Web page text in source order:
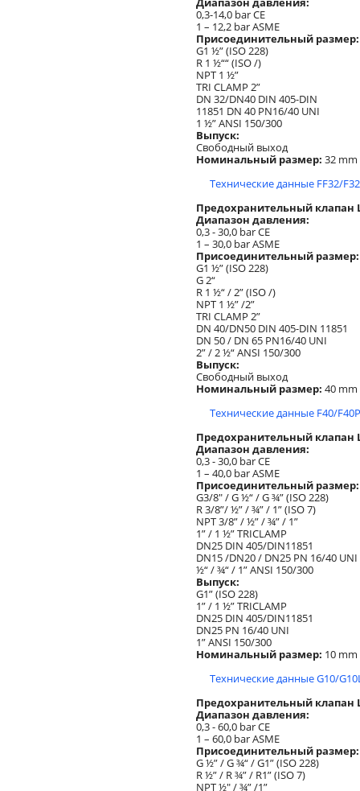
0,3-14,0 bar CE
1 – 12,2 bar ASME
Присоединительный размер:
G1 ½” (ISO 228)
R 1 ½““ (ISO /)
NPT 1 ½”
TRI CLAMP 2”
DN 32/DN40 DIN 405-DIN
11851 DN 40 PN16/40 UNI
1 ½” ANSI 150/300
Выпуск:
Свободный выход
Номинальный размер: 32 mm
Технические данные FF32/
Предохранительный клапан
Диапазон давления:
0,3 - 30,0 bar CE
1 – 30,0 bar ASME
Присоединительный размер:
G1 ½” (ISO 228)
G 2“
R 1 ½“ / 2” (ISO /)
NPT 1 ½” /2”
TRI CLAMP 2”
DN 40/DN50 DIN 405-DIN 11851
DN 50 / DN 65 PN16/40 UNI
2” / 2 ½“ ANSI 150/300
Выпуск:
Свободный выход
Номинальный размер: 40 mm
Технические данные F40/
Предохранительный клапан
Диапазон давления:
0,3 - 30,0 bar CE
1 – 40,0 bar ASME
Присоединительный размер:
G3/8" / G ½“ / G ¾” (ISO 228)
R 3/8”/ ½” / ¾” / 1” (ISO 7)
NPT 3/8” / ½” / ¾” / 1”
1” / 1 ½” TRICLAMP
DN25 DIN 405/DIN11851
DN15 /DN20 / DN25 PN 16/40 UNI
½“ / ¾“ / 1” ANSI 150/300
Выпуск:
G1” (ISO 228)
1” / 1 ½” TRICLAMP
DN25 DIN 405/DIN11851
DN25 PN 16/40 UNI
1” ANSI 150/300
Номинальный размер: 10 mm
Технические данные G10/
Предохранительный клапан
Диапазон давления:
0,3 - 60,0 bar CE
1 – 60,0 bar ASME
Присоединительный размер:
G ½” / G ¾“ / G1” (ISO 228)
R ½” / R ¾” / R1” (ISO 7)
NPT ½" / ¾” /1”